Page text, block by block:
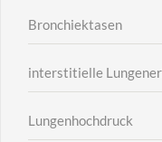
Bronchiektasen
interstitielle
Lungenhochdruck